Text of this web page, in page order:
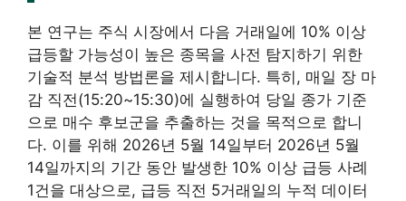
본 연구는 주식 시장에서 다음 거래일에 10% 이상
급등할 가능성이 높은 종목을 사전 탐지하기 위한
기술적 분석 방법론을 제시합니다. 특히, 매일 장 마
감 직전(15:20~15:30)에 실행하여 당일 종가 기준
으로 매수 후보군을 추출하는 것을 목적으로 합니
다. 이를 위해 2026년 5월 14일부터 2026년 5월
14일까지의 기간 동안 발생한 10% 이상 급등 사례
1건을 대상으로, 급등 직전 5거래일의 누적 데이터